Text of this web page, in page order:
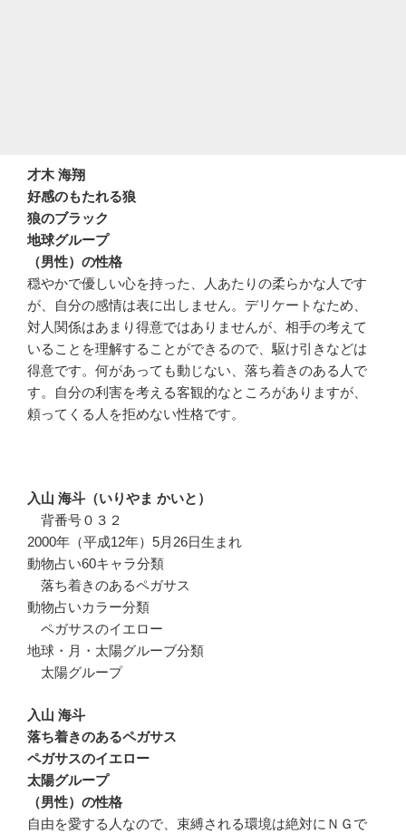
才木 海翔
好感のもたれる狼
狼のブラック
地球グループ
（男性）の性格
穏やかで優しい心を持った、人あたりの柔らかな人です
が、自分の感情は表に出しません。デリケートなため、
対人関係はあまり得意ではありませんが、相手の考えて
いることを理解することができるので、駆け引きなどは
得意です。何があっても動じない、落ち着きのある人で
す。自分の利害を考える客観的なところがありますが、
頼ってくる人を拒めない性格です。
入山 海斗（いりやま かいと）
背番号０３２
2000年（平成12年）5月26日生まれ
動物占い60キャラ分類
落ち着きのあるペガサス
動物占いカラー分類
ペガサスのイエロー
地球・月・太陽グルーブ分類
太陽グループ
入山 海斗
落ち着きのあるペガサス
ペガサスのイエロー
太陽グループ
（男性）の性格
自由を愛する人なので、束縛される環境は絶対にＮＧで